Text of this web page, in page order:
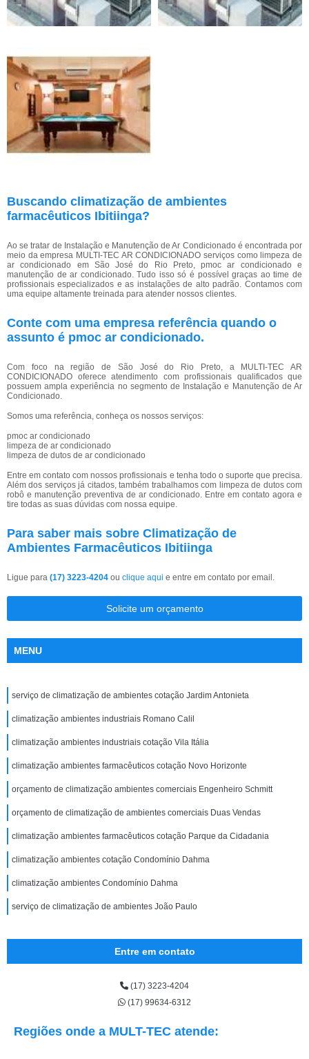
Buscando climatização de ambientes
farmacêuticos Ibitiinga?
Ao se tratar de Instalação e Manutenção de Ar Condicionado é encontrada por
meio da empresa MULTI-TEC AR CONDICIONADO serviços como limpeza de
ar condicionado em São José do Rio Preto, pmoc ar condicionado e
manutenção de ar condicionado. Tudo isso só é possível graças ao time de
profissionais especializados e as instalações de alto padrão. Contamos com
uma equipe altamente treinada para atender nossos clientes.
Conte com uma empresa referência quando o
assunto é pmoc ar condicionado.
Com foco na região de São José do Rio Preto, a MULTI-TEC AR
CONDICIONADO oferece atendimento com profissionais qualificados que
possuem ampla experiência no segmento de Instalação e Manutenção de Ar
Condicionado.
Somos uma referência, conheça os nossos serviços:
pmoc ar condicionado
limpeza de ar condicionado
limpeza de dutos de ar condicionado
Entre em contato com nossos profissionais e tenha todo o suporte que precisa.
Além dos serviços já citados, também trabalhamos com limpeza de dutos com
robô e manutenção preventiva de ar condicionado. Entre em contato agora e
tire todas as suas dúvidas com nossa equipe.
Para saber mais sobre Climatização de
Ambientes Farmacêuticos Ibitiinga
Ligue para (17) 3223-4204 ou clique aqui e entre em contato por email.
Solicite um orçamento
MENU
serviço de climatização de ambientes cotação Jardim Antonieta
climatização ambientes industriais Romano Calil
climatização ambientes industriais cotação Vila Itália
climatização ambientes farmacêuticos cotação Novo Horizonte
orçamento de climatização ambientes comerciais Engenheiro Schmitt
orçamento de climatização de ambientes comerciais Duas Vendas
climatização ambientes farmacêuticos cotação Parque da Cidadania
climatização ambientes cotação Condomínio Dahma
climatização ambientes Condomínio Dahma
serviço de climatização de ambientes João Paulo
Entre em contato
(17) 3223-4204
(17) 99634-6312
Regiões onde a MULT-TEC atende: